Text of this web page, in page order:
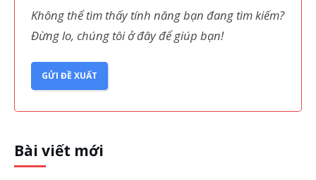
Không thể tìm thấy tính năng bạn đang tìm kiếm?
Đừng lo, chúng tôi ở đây để giúp bạn!
GỬI ĐỀ XUẤT
Bài viết mới